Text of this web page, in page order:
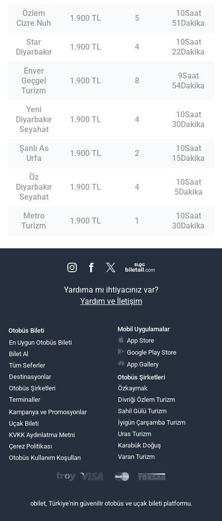
Özlem
Cizre Nuh
1.900 TL 5
10Saat
51Dakika
Star
Diyarbakır
1.900 TL 4
10Saat
22Dakika
Enver
Geçgel
Turizm
1.900 TL 8
9Saat
54Dakika
Yeni
Diyarbakır
Seyahat
1.900 TL 4
10Saat
30Dakika
Şanlı As
Urfa
1.900 TL 2
10Saat
15Dakika
Öz
Diyarbakır
Seyahat
1.900 TL 4
10Saat
5Dakika
Metro
Turizm
1.900 TL 1
10Saat
30Dakika
Yardıma mı ihtiyacınız var?
Yardım ve İletişim
Otobüs Bileti
En Uygun Otobüs Bileti
Bilet Al
Tüm Seferler
Destinasyonlar
Otobüs Şirketleri
Terminaller
Kampanya ve Promosyonlar
Uçak Bileti
KVKK Aydınlatma Metni
Çerez Politikası
Otobüs Kullanım Koşulları
Mobil Uygulamalar
App Store
Google Play Store
App Gallery
Otobüs Şirketleri
Özkaymak
Divriği Özlem Turizm
Sahil Gülü Turizm
İyigün Çarşamba Turizm
Uras Turizm
Karabük Doğuş
Varan Turizm
obilet, Türkiye'nin güvenilir otobüs ve uçak bileti platformu.